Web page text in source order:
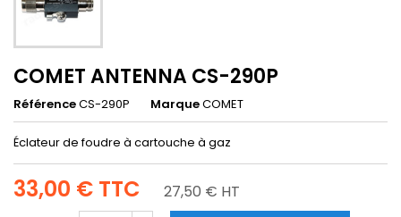
COMET ANTENNA CS-290P
RéférenceCS-290P MarqueCOMET
Éclateur de foudre à cartouche à gaz
33,00 € TTC 27,50 € HT